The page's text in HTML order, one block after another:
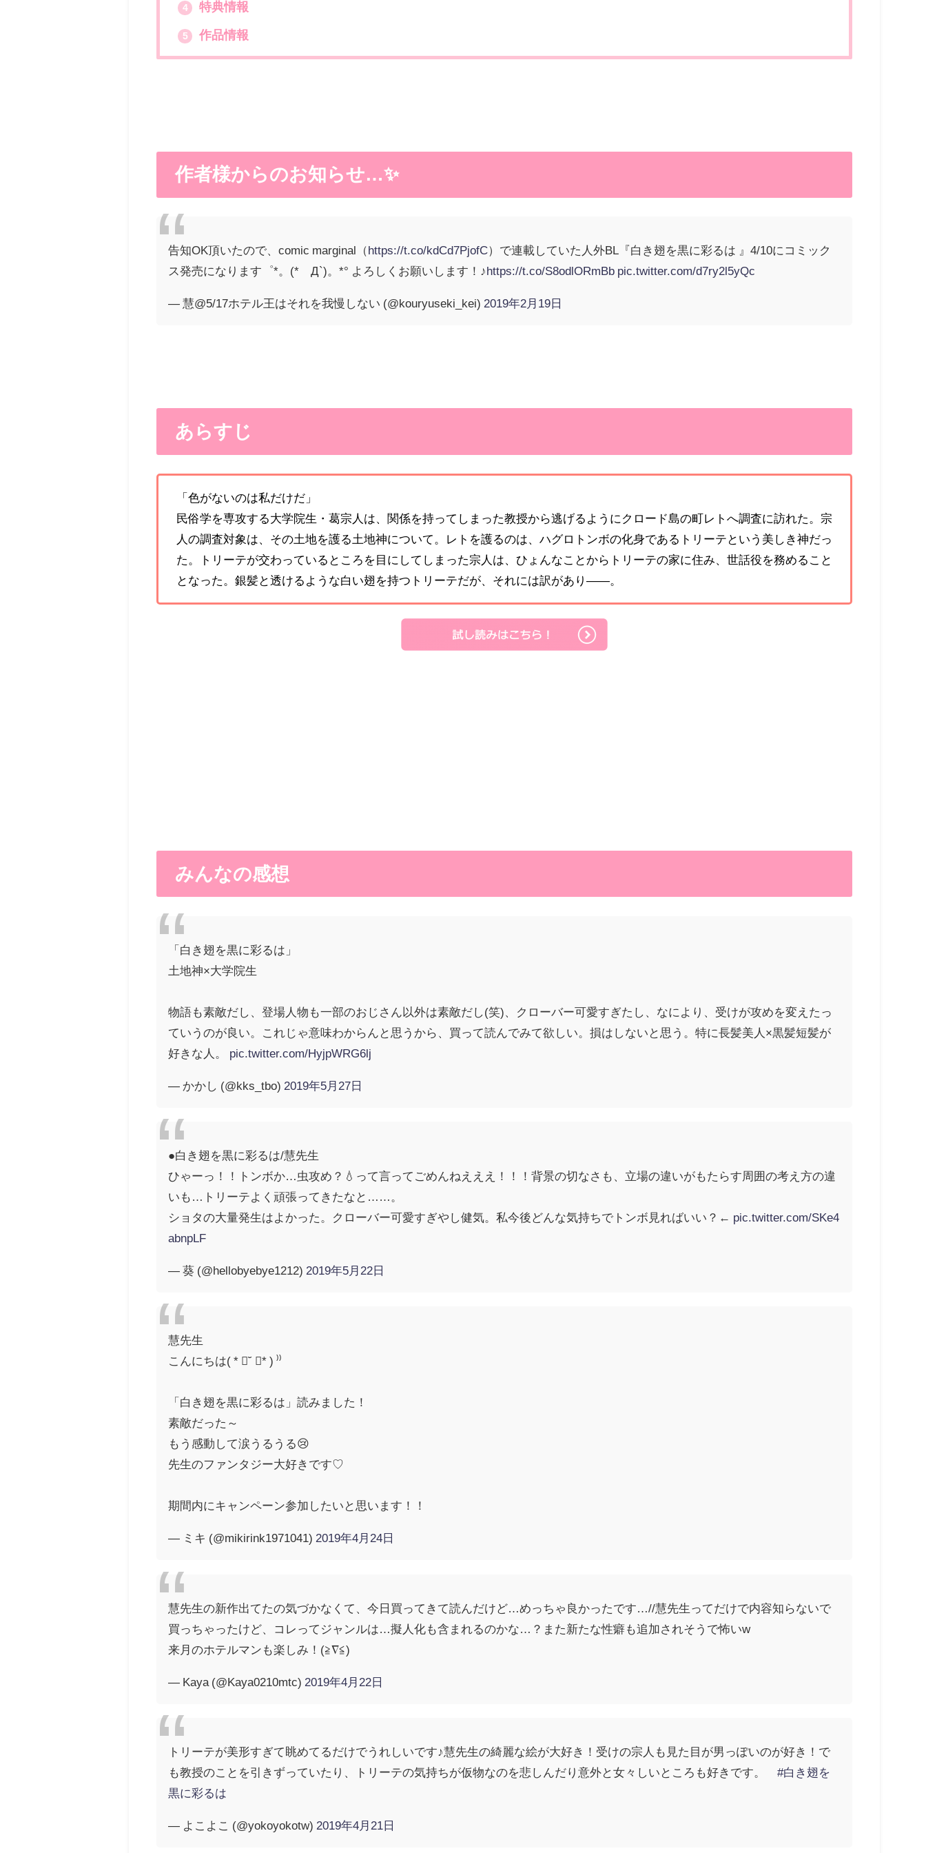
4 特典情報
5 作品情報
作者様からのお知らせ…✨
告知OK頂いたので、comic marginal（https://t.co/kdCd7PjofC）で連載していた人外BL『白き翅を黒に彩るは 』4/10にコミック
ス発売になります゜*。(*´Д`)。*° よろしくお願いします！♪https://t.co/S8odlORmBb pic.twitter.com/d7ry2l5yQc
— 慧@5/17ホテル王はそれを我慢しない (@kouryuseki_kei) 2019年2月19日
あらすじ
「色がないのは私だけだ」
民俗学を専攻する大学院生・葛宗人は、関係を持ってしまった教授から逃げるようにクロード島の町レトへ調査に訪れた。宗
人の調査対象は、その土地を護る土地神について。レトを護るのは、ハグロトンボの化身であるトリーテという美しき神だっ
た。トリーテが交わっているところを目にしてしまった宗人は、ひょんなことからトリーテの家に住み、世話役を務めること
となった。銀髪と透けるような白い翅を持つトリーテだが、それには訳があり――。
みんなの感想
「白き翅を黒に彩るは」
土地神×大学院生
物語も素敵だし、登場人物も一部のおじさん以外は素敵だし(笑)、クローバー可愛すぎたし、なにより、受けが攻めを変えたっ
ていうのが良い。これじゃ意味わからんと思うから、買って読んでみて欲しい。損はしないと思う。特に長髪美人×黒髪短髪が
好きな人。 pic.twitter.com/HyjpWRG6lj
— かかし (@kks_tbo) 2019年5月27日
●白き翅を黒に彩るは/慧先生
ひゃーっ！！トンボか…虫攻め？💧って言ってごめんねえええ！！！背景の切なさも、立場の違いがもたらす周囲の考え方の違
いも…トリーテよく頑張ってきたなと……。
ショタの大量発生はよかった。クローバー可愛すぎやし健気。私今後どんな気持ちでトンボ見ればいい？← pic.twitter.com/SKe4
abnpLF
— 葵 (@hellobyebye1212) 2019年5月22日
慧先生
こんにちは( * ॑˘ ॑* ) ⁾⁾
「白き翅を黒に彩るは」読みました！
素敵だった～
もう感動して涙うるうる😢
先生のファンタジー大好きです♡
期間内にキャンペーン参加したいと思います！！
— ミキ (@mikirink1971041) 2019年4月24日
慧先生の新作出てたの気づかなくて、今日買ってきて読んだけど…めっちゃ良かったです…//慧先生ってだけで内容知らないで
買っちゃったけど、コレってジャンルは…擬人化も含まれるのかな…？また新たな性癖も追加されそうで怖いw
来月のホテルマンも楽しみ！(≧∇≦)
— Kaya (@Kaya0210mtc) 2019年4月22日
トリーテが美形すぎて眺めてるだけでうれしいです♪慧先生の綺麗な絵が大好き！受けの宗人も見た目が男っぽいのが好き！で
も教授のことを引きずっていたり、トリーテの気持ちが仮物なのを悲しんだり意外と女々しいところも好きです。#白き翅を
黒に彩るは
— よこよこ (@yokoyokotw) 2019年4月21日